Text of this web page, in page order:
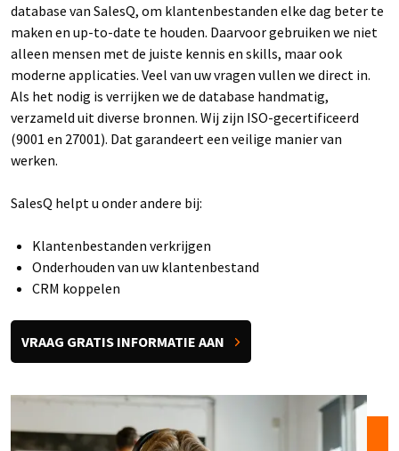
database van SalesQ, om klantenbestanden elke dag beter te
maken en up-to-date te houden. Daarvoor gebruiken we niet
alleen mensen met de juiste kennis en skills, maar ook
moderne applicaties. Veel van uw vragen vullen we direct in.
Als het nodig is verrijken we de database handmatig,
verzameld uit diverse bronnen. Wij zijn ISO-gecertificeerd
(9001 en 27001). Dat garandeert een veilige manier van
werken.
SalesQ helpt u onder andere bij:
Klantenbestanden verkrijgen
Onderhouden van uw klantenbestand
CRM koppelen
VRAAG GRATIS INFORMATIE AAN